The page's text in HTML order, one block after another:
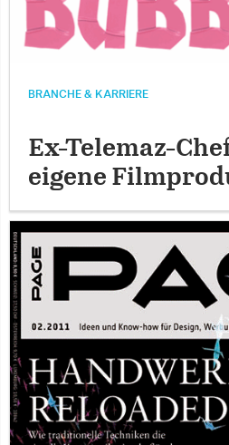
BRANCHE & KARRIERE
Ex-Telemaz-
eigene